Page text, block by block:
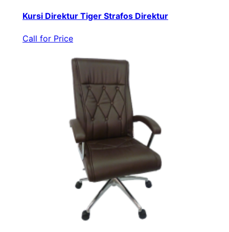
Kursi Direktur Tiger Strafos Direktur
Call for Price